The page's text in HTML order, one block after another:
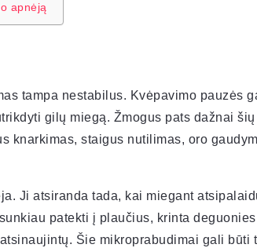
apnėją
tampa nestabilus. Kvėpavimo pauzės
gilų miegą. Žmogus pats dažnai
knarkimas, staigus nutilimas, oro
Ji atsiranda tada, kai miegant
patekti į plaučius, krinta
Šie mikroprabudimai gali būti